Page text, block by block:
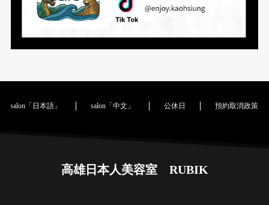
salon「日本語」 salon「中文」 公休日 預約取消政策｜
高雄日本人美容室 RUBIK